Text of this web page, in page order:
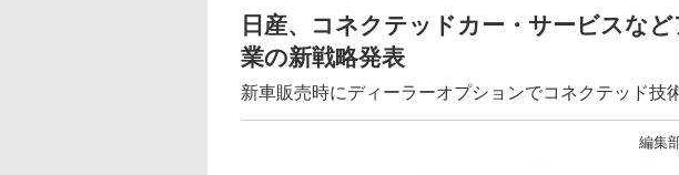
日産、コネクテッドカー・サービスな
業の新戦略発表
新車販売時にディーラーオプションでコネクテッド技
編集